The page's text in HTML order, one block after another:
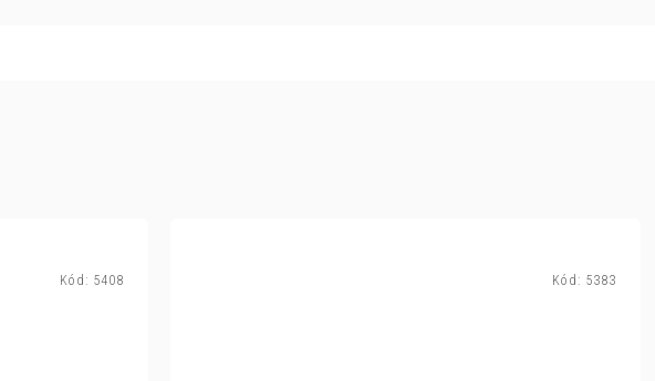
Kód: 5408 Kód: 5383